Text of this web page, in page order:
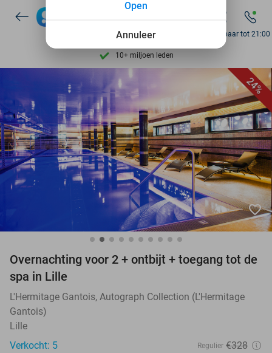
7 dagen per week beschikbaar
10+ miljoen leden
9,4 op basis van
7 dagen per week beschikbaar
10+ miljoen leden
Bereikbaar tot 21:00
24%
favorite_border
Overnachting voor 2 + ontbijt + toegang tot de
spa in Lille
L'Hermitage Gantois, Autograph Collection (L'Hermitage
Gantois)
Lille
Verkocht: 5
Regulier €328
Annuleer
Open